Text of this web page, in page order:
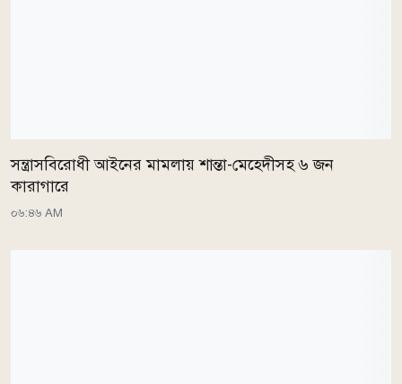
সন্ত্রাসবিরোধী আইনের মামলায় শান্তা-মেহেদীসহ ৬ জন
কারাগারে
০৬:৪৬ AM